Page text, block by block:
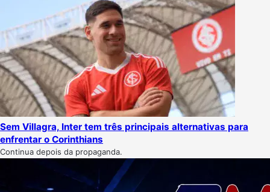
Sem Villagra, Inter tem três principais alternativas para
enfrentar o Corinthians
Continua depois da propaganda.